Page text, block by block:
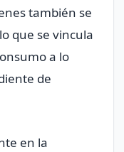
también se
que se vincula
a lo
de
en la